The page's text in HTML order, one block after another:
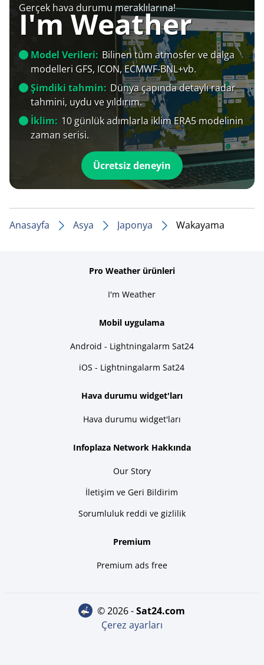
Gerçek hava durumu meraklılarına!
I'm Weather
Model Verileri: Bilinen tüm atmosfer ve dalga
modelleri GFS, ICON, ECMWF-BNL+vb.
Şimdiki tahmin: Dünya çapında detaylı radar
tahmini, uydu ve yıldırım.
İklim: 10 günlük adımlarla iklim ERA5 modelinin
zaman serisi.
Ücretsiz deneyin
Anasayfa Asya Japonya Wakayama
Pro Weather ürünleri
I'm Weather
Mobil uygulama
Android - Lightningalarm Sat24
iOS - Lightningalarm Sat24
Hava durumu widget'ları
Hava durumu widget'ları
Infoplaza Network Hakkında
Our Story
İletişim ve Geri Bildirim
Sorumluluk reddi ve gizlilik
Premium
Premium ads free
© 2026 - sat24.com
Çerez ayarları